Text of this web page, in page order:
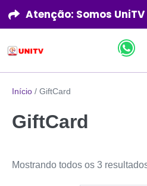
Atenção: Somos
Início / GiftCard
GiftCard
Mostrando todos os 3